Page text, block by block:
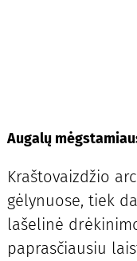
Augalų
Kraštovaizdžio
gėlynuose, tiek
lašelinė
paprasčiausiu